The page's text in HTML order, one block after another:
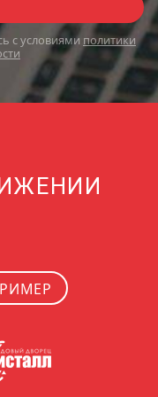
с условиями политики